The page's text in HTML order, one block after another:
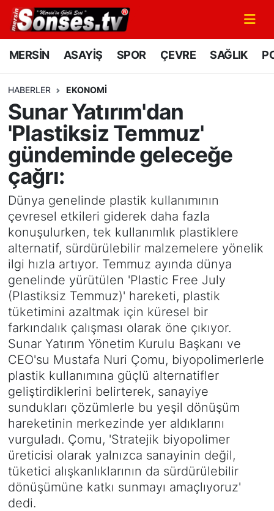
MERSİN ASAYİŞ SPOR ÇEVRE SAĞLIK
HABERLER EKONOMİ
Sunar Yatırım'dan
'Plastiksiz Temmuz'
gündeminde geleceğe
çağrı:
Dünya genelinde plastik kullanımının
çevresel etkileri giderek daha fazla
konuşulurken, tek kullanımlık plastiklere
alternatif, sürdürülebilir malzemelere yönelik
ilgi hızla artıyor. Temmuz ayında dünya
genelinde yürütülen 'Plastic Free July
(Plastiksiz Temmuz)' hareketi, plastik
tüketimini azaltmak için küresel bir
farkındalık çalışması olarak öne çıkıyor.
Sunar Yatırım Yönetim Kurulu Başkanı ve
CEO'su Mustafa Nuri Çomu, biyopolimerlerle
plastik kullanımına güçlü alternatifler
geliştirdiklerini belirterek, sanayiye
sundukları çözümlerle bu yeşil dönüşüm
hareketinin merkezinde yer aldıklarını
vurguladı. Çomu, 'Stratejik biyopolimer
üreticisi olarak yalnızca sanayinin değil,
tüketici alışkanlıklarının da sürdürülebilir
dönüşümüne katkı sunmayı amaçlıyoruz'
dedi.
MERSİN
SPOR
GÜNÜN MANŞETİ
DÜNYA
KÜLTÜR - SANAT
MAGAZİN
SAĞLIK
Siyaset
YEREL HABER
Haberde insan
Tanıtım
Mersin Nöbetçi Eczaneler
Mersin Namaz Vakitleri
Mersin Trafik Yoğunluk Haritası
Süper Lig Puan Durumu ve Fikstür
Tüm Manşetler
Son Dakika Haberleri
Haber Arşivi